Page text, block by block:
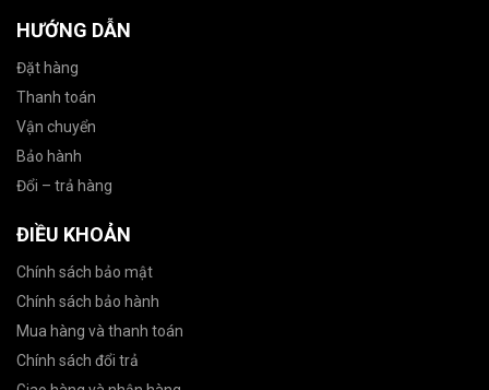
HƯỚNG DẪN
Đặt hàng
Thanh toán
Vận chuyển
Bảo hành
Đổi – trả hàng
ĐIỀU KHOẢN
Chính sách bảo mật
Chính sách bảo hành
Mua hàng và thanh toán
Chính sách đổi trả